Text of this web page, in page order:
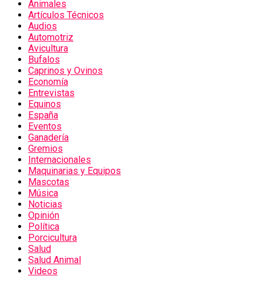
Animales
Artículos Técnicos
Audios
Automotriz
Avicultura
Bufalos
Caprinos y Ovinos
Economía
Entrevistas
Equinos
España
Eventos
Ganadería
Gremios
Internacionales
Maquinarias y Equipos
Mascotas
Música
Noticias
Opinión
Política
Porcicultura
Salud
Salud Animal
Videos